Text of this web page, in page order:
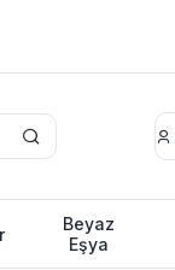
Beyaz
Eşya